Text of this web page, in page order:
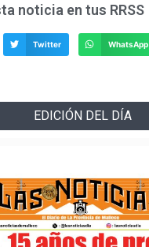
noticia en tus RRSS
Twitter WhatsApp
EDICIÓN DEL DÍA